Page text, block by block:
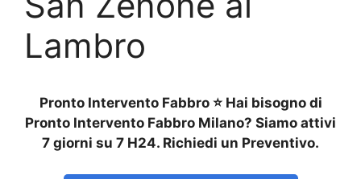
Lambro
Pronto Intervento Fabbro ⭐ Hai bisogno di
Pronto Intervento Fabbro Milano? Siamo attivi
7 giorni su 7 H24. Richiedi un Preventivo.